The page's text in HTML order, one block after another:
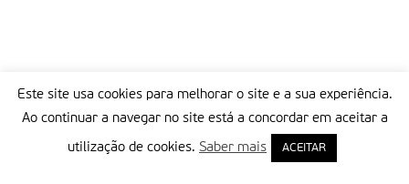
Este site usa cookies para melhorar o site e a sua experiência.
Ao continuar a navegar no site está a concordar em aceitar a
utilização de cookies. Saber mais ACEITAR